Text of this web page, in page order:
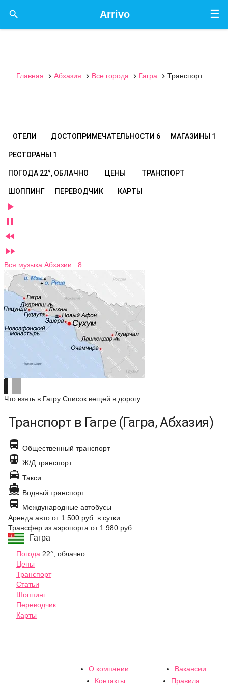
☰
Arrivo

Главная  Абхазия  Все города  Гагра  Транспорт
ОТЕЛИ ДОСТОПРИМЕЧАТЕЛЬНОСТИ 6 МАГАЗИНЫ 1
РЕСТОРАНЫ 1
ПОГОДА 22°, ОБЛАЧНО ЦЕНЫ ТРАНСПОРТ
ШОППИНГ ПЕРЕВОДЧИК КАРТЫ




Вся музыка Абхазии 8
Что взять в Гагру Список вещей в дорогу
Транспорт в Гагре (Гагра, Абхазия)
 Общественный транспорт
 Ж/Д транспорт
 Такси
 Водный транспорт
 Международные автобусы
Аренда авто от 1 500 руб. в сутки
Трансфер из аэропорта от 1 980 руб.
Гагра
Погода 22°, облачно
Цены
Транспорт
Статьи
Шоппинг
Переводчик
Карты
О компании
Вакансии
Контакты
Правила